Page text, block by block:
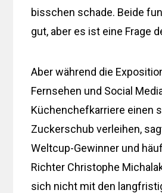
bisschen schade. Beide
gut, aber es ist eine Frage
Aber während die
Fernsehen und Social
Küchenchefkarriere einen
Zuckerschub verleihen,
Weltcup-Gewinner und
Richter Christophe
sich nicht mit den